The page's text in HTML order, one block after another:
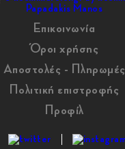
Επικοινωνία
Όροι χρήσης
Αποστολές - Πληρωμές
Πολιτική επιστροφής
Προφίλ